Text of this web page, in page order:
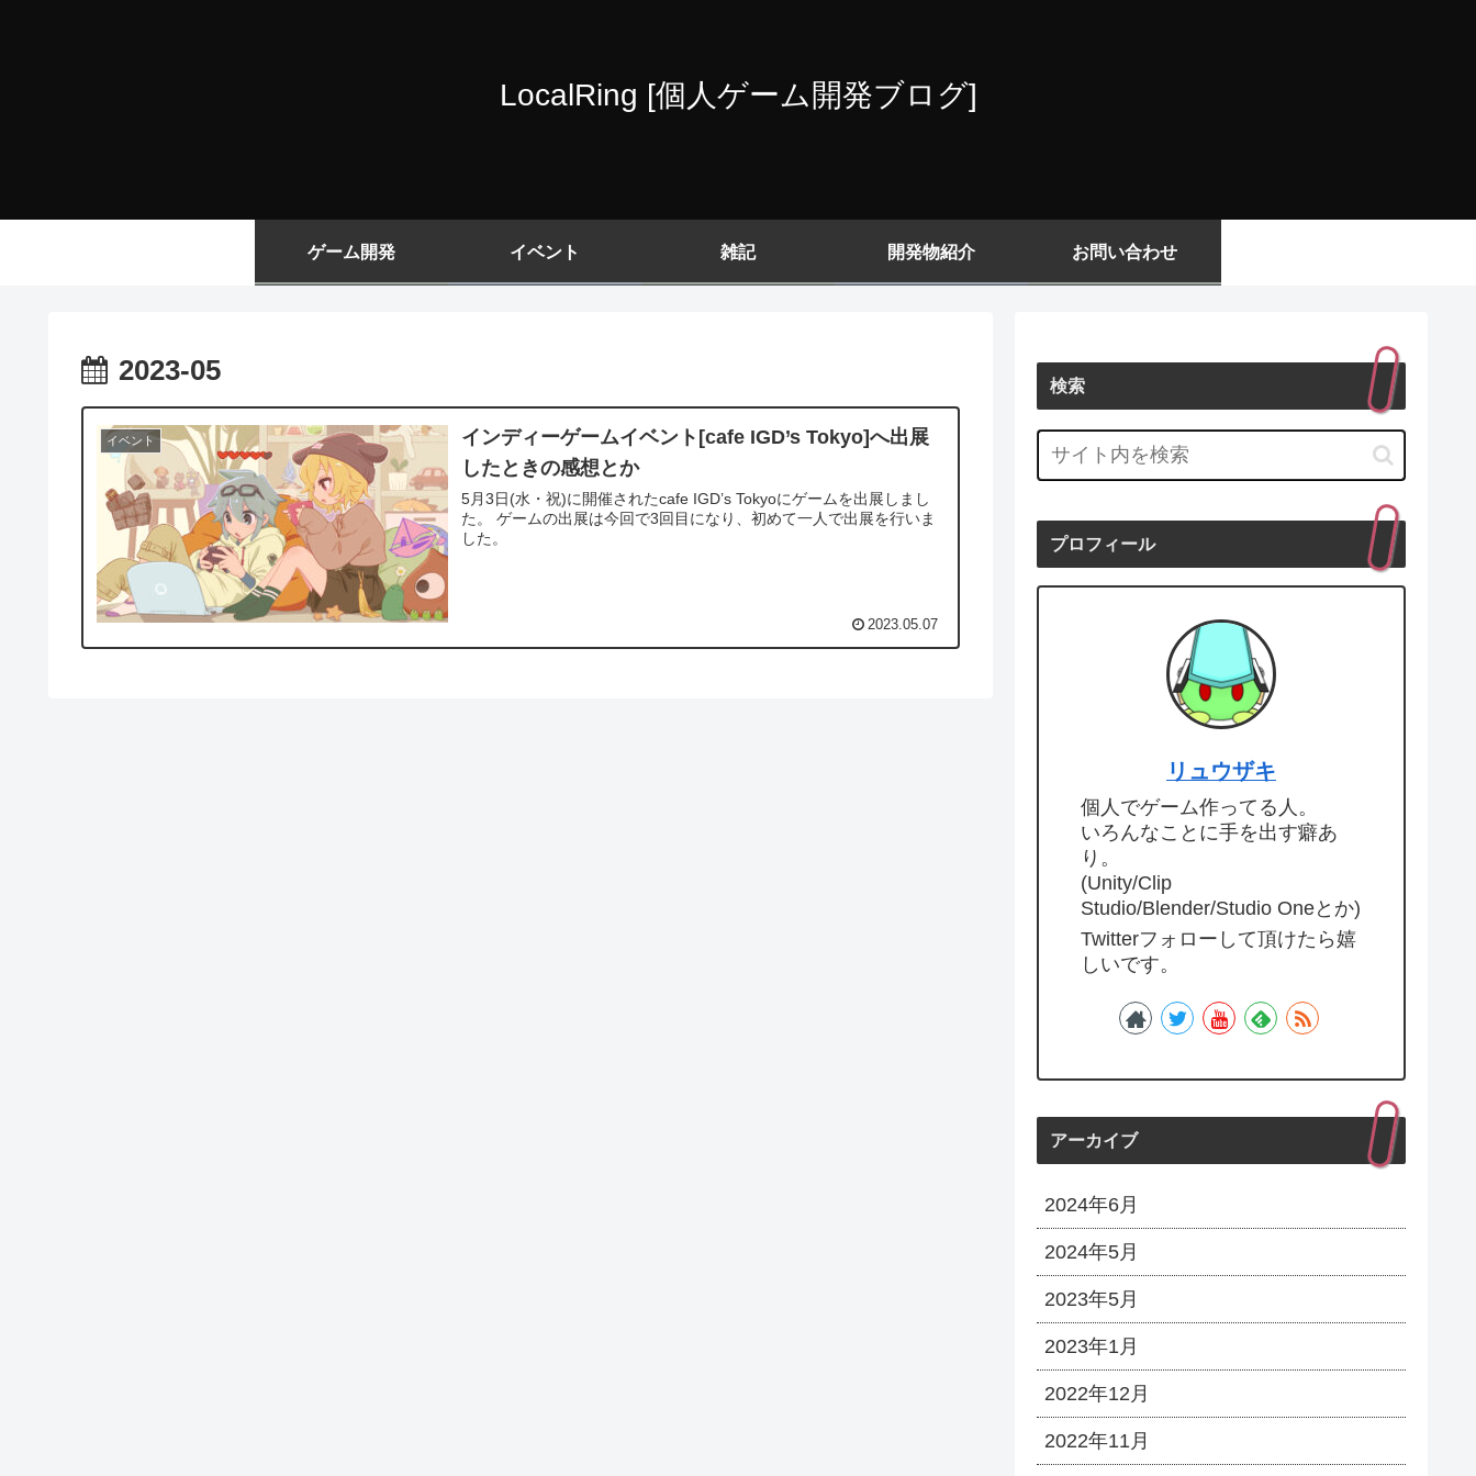
LocalRing [個人ゲーム開発ブログ]
ゲーム開発 イベント 雑記 開発物紹介 お問い合わせ
2023-05
イベント
インディーゲームイベント[cafe IGD’s Tokyo]へ出展
したときの感想とか
5月3日(水・祝)に開催されたcafe IGD’s Tokyoにゲームを出展しまし
た。 ゲームの出展は今回で3回目になり、初めて一人で出展を行いま
した。
2023.05.07
検索
プロフィール
リュウザキ
個人でゲーム作ってる人。
いろんなことに手を出す癖あ
り。
(Unity/Clip
Studio/Blender/Studio Oneとか)
Twitterフォローして頂けたら嬉
しいです。
アーカイブ
2024年6月
2024年5月
2023年5月
2023年1月
2022年12月
2022年11月